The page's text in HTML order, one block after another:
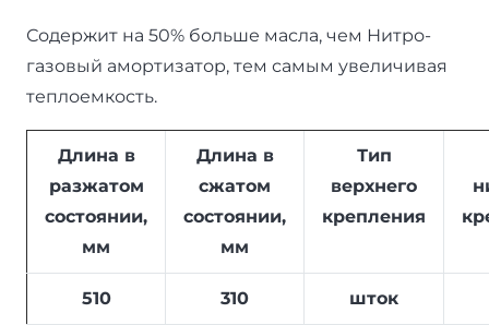
Содержит на 50% больше масла, чем Нитро-
газовый амортизатор, тем самым увеличивая
теплоемкость.
Длина в
разжатом
состоянии,
мм
Длина в
сжатом
состоянии,
мм
Тип
верхнего
крепления
510 310 шток